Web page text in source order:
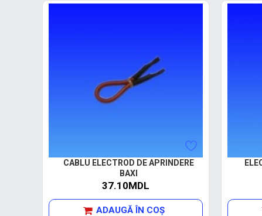
CABLU ELECTROD DE APRINDERE
BAXI
37.10MDL
ADAUGĂ ÎN COŞ